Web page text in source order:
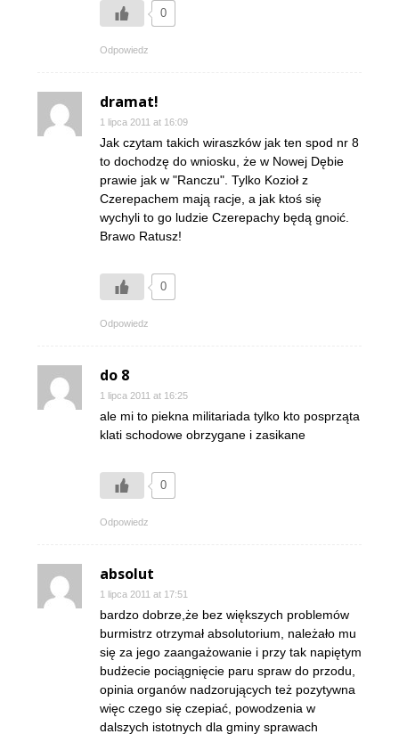
0
Odpowiedz
dramat!
1 lipca 2011 at 16:09
Jak czytam takich wiraszków jak ten spod nr 8
to dochodzę do wniosku, że w Nowej Dębie
prawie jak w "Ranczu". Tylko Kozioł z
Czerepachem mają racje, a jak ktoś się
wychyli to go ludzie Czerepachy będą gnoić.
Brawo Ratusz!
0
Odpowiedz
do 8
1 lipca 2011 at 16:25
ale mi to piekna militariada tylko kto posprząta
klati schodowe obrzygane i zasikane
0
Odpowiedz
absolut
1 lipca 2011 at 17:51
bardzo dobrze,że bez większych problemów
burmistrz otrzymał absolutorium, należało mu
się za jego zaangażowanie i przy tak napiętym
budżecie pociągnięcie paru spraw do przodu,
opinia organów nadzorujących też pozytywna
więc czego się czepiać, powodzenia w
dalszych istotnych dla gminy sprawach